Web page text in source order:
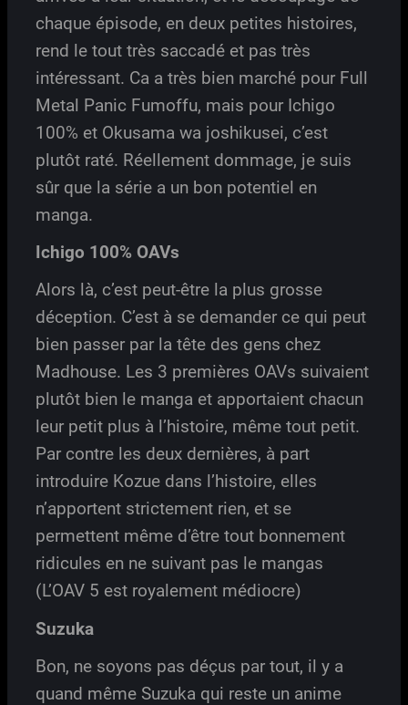
chaque épisode, en deux petites histoires,
rend le tout très saccadé et pas très
intéressant. Ca a très bien marché pour Full
Metal Panic Fumoffu, mais pour Ichigo
100% et Okusama wa joshikusei, c’est
plutôt raté. Réellement dommage, je suis
sûr que la série a un bon potentiel en
manga.
Ichigo 100% OAVs
Alors là, c’est peut-être la plus grosse
déception. C’est à se demander ce qui peut
bien passer par la tête des gens chez
Madhouse. Les 3 premières OAVs suivaient
plutôt bien le manga et apportaient chacun
leur petit plus à l’histoire, même tout petit.
Par contre les deux dernières, à part
introduire Kozue dans l’histoire, elles
n’apportent strictement rien, et se
permettent même d’être tout bonnement
ridicules en ne suivant pas le mangas
(L’OAV 5 est royalement médiocre)
Suzuka
Bon, ne soyons pas déçus par tout, il y a
quand même Suzuka qui reste un anime